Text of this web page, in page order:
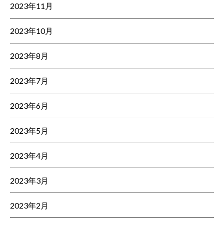
2023年11月
2023年10月
2023年8月
2023年7月
2023年6月
2023年5月
2023年4月
2023年3月
2023年2月